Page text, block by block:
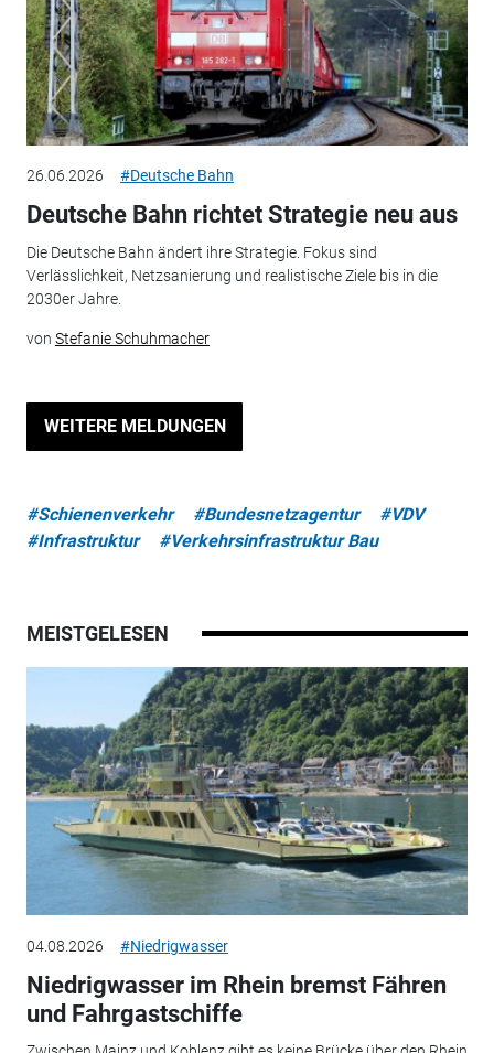
26.06.2026 #Deutsche Bahn
Deutsche Bahn richtet Strategie neu aus
Die Deutsche Bahn ändert ihre Strategie. Fokus sind
Verlässlichkeit, Netzsanierung und realistische Ziele bis in die
2030er Jahre.
von Stefanie Schuhmacher
WEITERE MELDUNGEN
#Schienenverkehr #Bundesnetzagentur
#VDV
#Infrastruktur
#Verkehrsinfrastruktur Bau
MEISTGELESEN
04.08.2026 #Niedrigwasser
Niedrigwasser im Rhein bremst Fähren
und Fahrgastschiffe